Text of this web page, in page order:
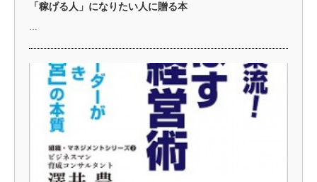
「稼げる人」になりたい人に贈る本
…